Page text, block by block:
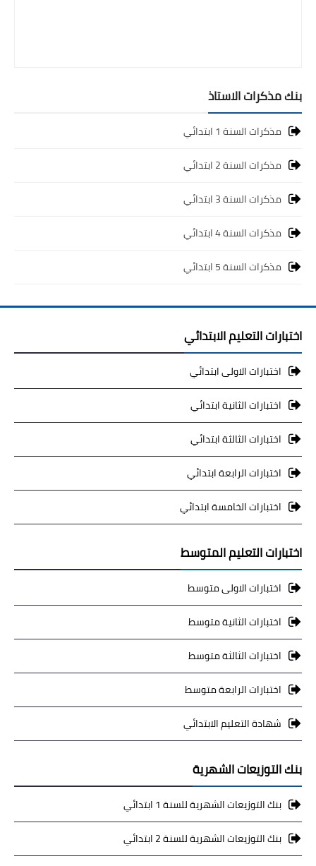
بنك مذكرات الاستاذ
مذكرات السنة 1 ابتدائي
مذكرات السنة 2 ابتدائي
مذكرات السنة 3 ابتدائي
مذكرات السنة 4 ابتدائي
مذكرات السنة 5 ابتدائي
اختبارات التعليم الابتدائي
اختبارات الاولى ابتدائي
اختبارات الثانية ابتدائي
اختبارات الثالثة ابتدائي
اختبارات الرابعة ابتدائي
اختبارات الخامسة ابتدائي
اختبارات التعليم المتوسط
اختبارات الاولى متوسط
اختبارات الثانية متوسط
اختبارات الثالثة متوسط
اختبارات الرابعة متوسط
شهادة التعليم الابتدائي
بنك التوزيعات الشهرية
بنك التوزيعات الشهرية للسنة 1 ابتدائي
بنك التوزيعات الشهرية للسنة 2 ابتدائي